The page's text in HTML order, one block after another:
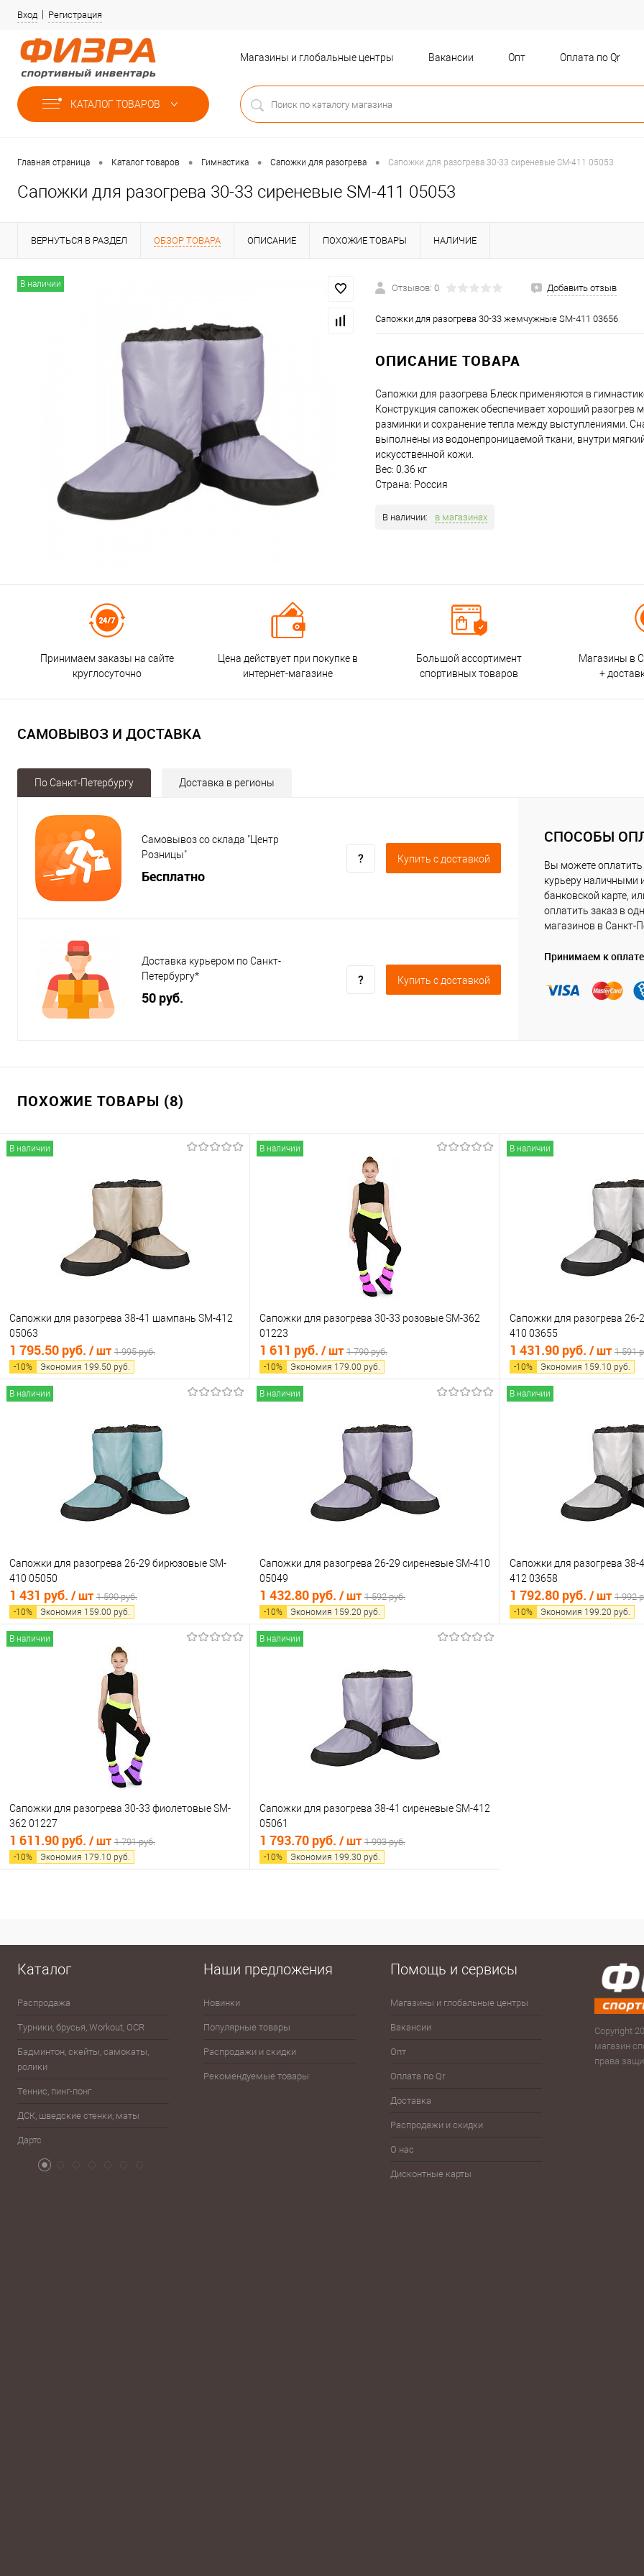
Вход Регистрация
Магазины и глобальные центры Вакансии Опт Оплата по Qr
КАТАЛОГ ТОВАРОВ
Главная страница • Каталог товаров • Гимнастика • Сапожки для разогрева • Сапожки для разогрева 30-33 сиреневые SM-411 05053
Сапожки для разогрева 30-33 сиреневые SM-411 05053
ВЕРНУТЬСЯ В РАЗДЕЛ ОБЗОР ТОВАРА ОПИСАНИЕ ПОХОЖИЕ ТОВАРЫ НАЛИЧИЕ
В наличии Отзывов: 0 Добавить отзыв
Сапожки для разогрева 30-33 жемчужные SM-411 03656
ОПИСАНИЕ ТОВАРА
Сапожки для разогрева Блеск применяются в
Конструкция сапожек обеспечивает хороший разогрев
разминки и сохранение тепла между выступлениями.
выполнены из водонепроницаемой ткани, внутри
искусственной кожи.
Вес: 0.36 кг
Страна: Россия
В наличии: в магазинах
Принимаем заказы на сайте
круглосуточно
Цена действует при покупке в
интернет-магазине
Большой ассортимент
спортивных товаров
Магазины в
+
САМОВЫВОЗ И ДОСТАВКА
По Санкт-Петербургу Доставка в регионы
Самовывоз со склада "Центр
Розницы"
Бесплатно
Купить c доставкой
Доставка курьером по Санкт-
Петербургу*
50 руб.
Купить c доставкой
СПОСОБЫ
Вы можете оплатить
курьеру наличными
банковской карте,
оплатить заказ в
магазинов в Санкт-
Принимаем к оплате
ПОХОЖИЕ ТОВАРЫ (8)
В наличии
Сапожки для разогрева 38-41 шампань SM-412
05063
1 795.50 руб. / шт 1 995 руб.
-10% Экономия 199.50 руб.
Сравнение
В наличии
В наличии
Сапожки для разогрева 30-33 розовые SM-362
01223
1 611 руб. / шт 1 790 руб.
-10% Экономия 179.00 руб.
В наличии
В наличии
Сапожки для разогрева
410 03655
1 431.90 руб. / шт 1 591
-10% Экономия 159.10 руб.
В наличии
Сапожки для разогрева 26-29 бирюзовые SM-
410 05050
1 431 руб. / шт 1 590 руб.
-10% Экономия 159.00 руб.
В корзину
В наличии
Сапожки для разогрева 26-29 сиреневые SM-410
05049
1 432.80 руб. / шт 1 592 руб.
-10% Экономия 159.20 руб.
В наличии
В наличии
Сапожки для разогрева
412 03658
1 792.80 руб. / шт 1 992
-10% Экономия 199.20 руб.
В наличии
Сапожки для разогрева 30-33 фиолетовые SM-
362 01227
1 611.90 руб. / шт 1 791 руб.
-10% Экономия 179.10 руб.
В наличии
Сапожки для разогрева 38-41 сиреневые SM-412
05061
1 793.70 руб. / шт 1 993 руб.
-10% Экономия 199.30 руб.
Каталог
Распродажа
Турники, брусья, Workout, OCR
Бадминтон, скейты, самокаты,
ролики
Теннис, пинг-понг
ДСК, шведские стенки, маты
Дартс
Эспандеры
Шахматы, шашки, лото, домино,
Зима
Спортпит, бутылки, шейкеры
Наши предложения
Новинки
Популярные товары
Распродажи и скидки
Рекомендуемые товары
Помощь и сервисы
Магазины и глобальные центры
Вакансии
Опт
Оплата по Qr
Доставка
Распродажи и скидки
О нас
Дисконтные карты
Copyright
магазин
права